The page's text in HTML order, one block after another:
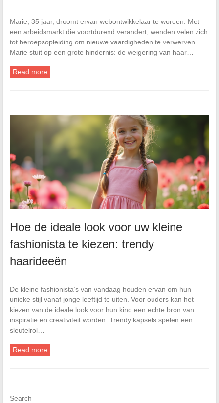
Marie, 35 jaar, droomt ervan webontwikkelaar te worden. Met
een arbeidsmarkt die voortdurend verandert, wenden velen zich
tot beroepsopleiding om nieuwe vaardigheden te verwerven.
Marie stuit op een grote hindernis: de weigering van haar…
Read more
Hoe de ideale look voor uw kleine
fashionista te kiezen: trendy
haarideeën
De kleine fashionista’s van vandaag houden ervan om hun
unieke stijl vanaf jonge leeftijd te uiten. Voor ouders kan het
kiezen van de ideale look voor hun kind een echte bron van
inspiratie en creativiteit worden. Trendy kapsels spelen een
sleutelrol…
Read more
Search